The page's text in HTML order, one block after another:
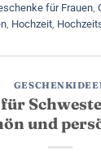
für Frauen
Hochzeit
und